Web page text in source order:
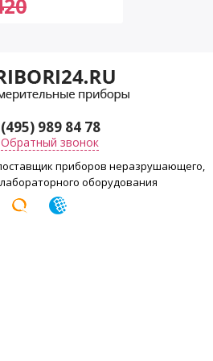
или позвонить нам по телефонам,
(495) 989 84 78
Обратный звонок
приборов неразрушающего,
оборудования